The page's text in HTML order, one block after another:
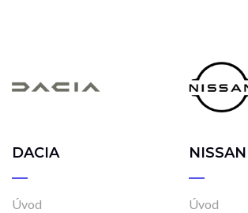
DACIA
Úvod
NISSAN
Úvod